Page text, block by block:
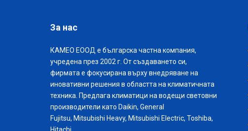
За нас
КАМЕО ЕООД е българска частна компания,
учредена през 2002 г. От създаването си,
фирмата е фокусирана върху внедряване на
иновативни решения в областта на климатичната
техника. Предлага климатици на водещи световни
производители като Daikin, General
Fujitsu, Mitsubishi Heavy, Mitsubishi Electric, Toshiba,
Hitachi.